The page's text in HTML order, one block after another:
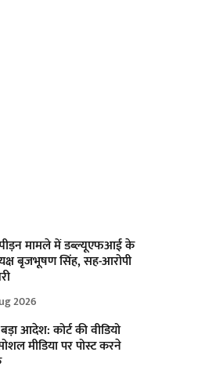
मामले में डब्ल्यूएफआई के
बृजभूषण सिंह, सह-आरोपी
2026
आदेश: कोर्ट की वीडियो
मीडिया पर पोस्ट करने